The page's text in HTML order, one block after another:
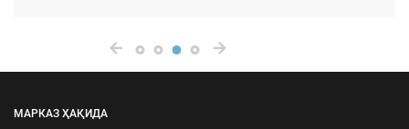
МАРКАЗ ҲАҚИДА